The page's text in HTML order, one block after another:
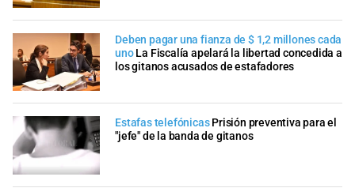
Deben pagar una fianza de $ 1,2 millones cada
uno La Fiscalía apelará la libertad concedida a
los gitanos acusados de estafadores
Estafas telefónicas Prisión preventiva para el
"jefe" de la banda de gitanos